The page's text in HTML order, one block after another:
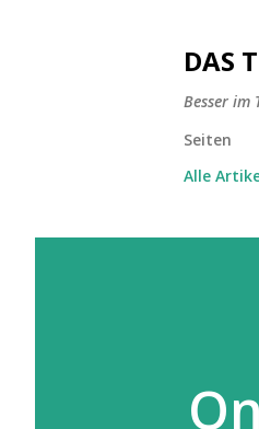
DAS
Besser im
Seiten
Alle